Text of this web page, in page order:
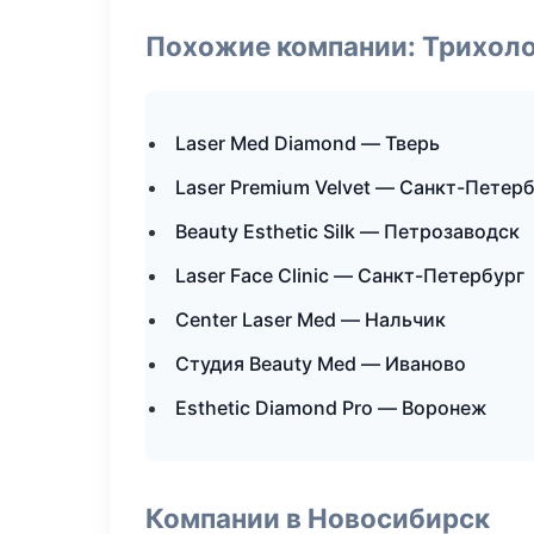
Похожие компании:
Laser Med Diamond — Тверь
Laser Premium Velvet — Санкт-
Beauty Esthetic Silk — Петрозаводск
Laser Face Clinic — Санкт-Петербург
Center Laser Med — Нальчик
Студия Beauty Med — Иваново
Esthetic Diamond Pro — Воронеж
Компании в Новосибирск